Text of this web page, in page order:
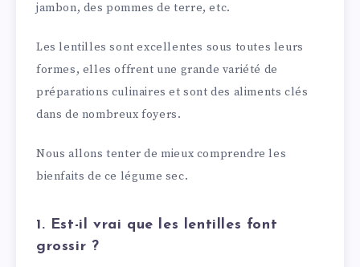
jambon, des pommes de terre, etc.
Les lentilles sont excellentes sous toutes leurs
formes, elles offrent une grande variété de
préparations culinaires et sont des aliments clés
dans de nombreux foyers.
Nous allons tenter de mieux comprendre les
bienfaits de ce légume sec.
1. Est-il vrai que les lentilles font
grossir ?